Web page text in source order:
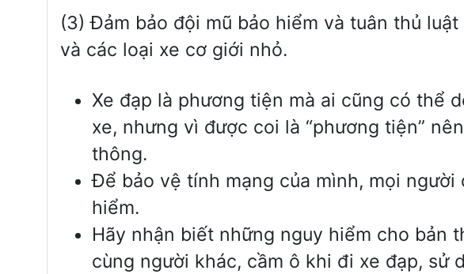
(3) Đảm bảo đội mũ bảo hiểm và tuân thủ
và các loại xe cơ giới nhỏ.
Xe đạp là phương tiện mà ai cũng có thể
xe, nhưng vì được coi là “phương tiện”
thông.
Để bảo vệ tính mạng của mình, mọi người
hiểm.
Hãy nhận biết những nguy hiểm cho bản
cùng người khác, cầm ô khi đi xe đạp, sử